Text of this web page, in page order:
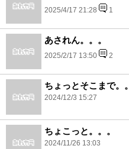
2025/4/17 21:28 1
あされん。。。
2025/2/17 13:50 2
ちょっとそこまで。
2024/12/3 15:27
ちょこっと。。。
2024/11/26 13:03